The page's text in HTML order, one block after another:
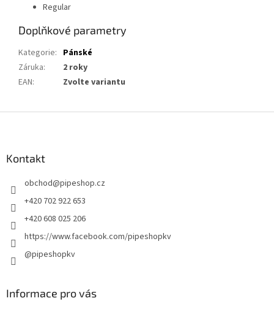
Regular
Doplňkové parametry
Kategorie: Pánské
Záruka:
2 roky
EAN: Zvolte variantu
Kontakt
obchod@pipeshop.cz
+420 702 922 653
+420 608 025 206
https://www.facebook.com/pipeshopkv
@pipeshopkv
Informace pro vás